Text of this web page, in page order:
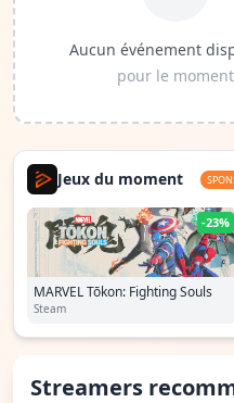
Aucun événement
pour le moment
Jeux du moment
-23%
MARVEL Tōkon: Fighting Souls
Steam
Streamers